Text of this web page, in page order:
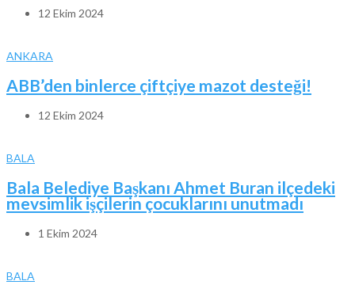
12 Ekim 2024
ANKARA
ABB’den binlerce çiftçiye mazot desteği!
12 Ekim 2024
BALA
Bala Belediye Başkanı Ahmet Buran ilçedeki
mevsimlik işçilerin çocuklarını unutmadı
1 Ekim 2024
BALA